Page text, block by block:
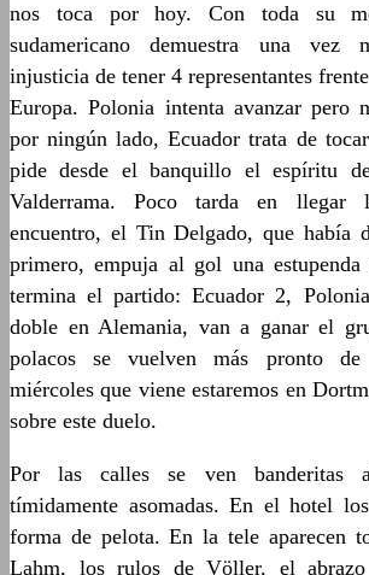
nos toca por hoy. Con toda su
sudamericano demuestra una vez
injusticia de tener 4 representantes
Europa. Polonia intenta avanzar pero
por ningún lado, Ecuador trata de
pide desde el banquillo el espíritu
Valderrama. Poco tarda en llegar
encuentro, el Tin Delgado, que había
primero, empuja al gol una
termina el partido: Ecuador 2,
doble en Alemania, van a ganar el
polacos se vuelven más pronto
miércoles que viene estaremos en
sobre este duelo.
Por las calles se ven banderitas
tímidamente asomadas. En el hotel
forma de pelota. En la tele aparecen
Lahm, los rulos de Völler, el